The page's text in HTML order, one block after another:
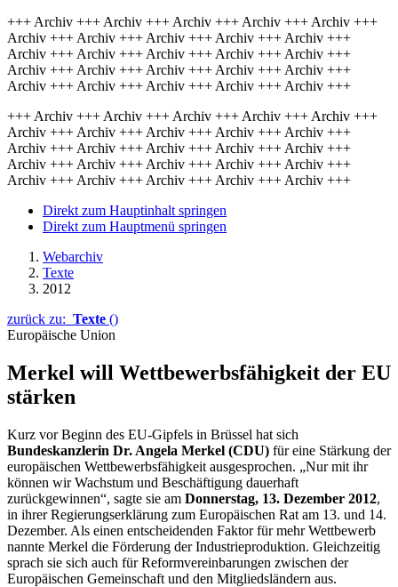
+++ Archiv +++ Archiv +++ Archiv +++ Archiv +++ Archiv +++
Archiv +++ Archiv +++ Archiv +++ Archiv +++ Archiv +++
Archiv +++ Archiv +++ Archiv +++ Archiv +++ Archiv +++
Archiv +++ Archiv +++ Archiv +++ Archiv +++ Archiv +++
Archiv +++ Archiv +++ Archiv +++ Archiv +++ Archiv +++
+++ Archiv +++ Archiv +++ Archiv +++ Archiv +++ Archiv +++
Archiv +++ Archiv +++ Archiv +++ Archiv +++ Archiv +++
Archiv +++ Archiv +++ Archiv +++ Archiv +++ Archiv +++
Archiv +++ Archiv +++ Archiv +++ Archiv +++ Archiv +++
Archiv +++ Archiv +++ Archiv +++ Archiv +++ Archiv +++
Direkt zum Hauptinhalt springen
Direkt zum Hauptmenü springen
Webarchiv
Texte
2012
zurück zu: Texte ()
Europäische Union
Merkel will Wettbewerbsfähigkeit der EU
stärken
Kurz vor Beginn des EU-Gipfels in Brüssel hat sich
Bundeskanzlerin Dr. Angela Merkel (CDU) für eine Stärkung der
europäischen Wettbewerbsfähigkeit ausgesprochen. „Nur mit ihr
können wir Wachstum und Beschäftigung dauerhaft
zurückgewinnen“, sagte sie am Donnerstag, 13. Dezember 2012,
in ihrer Regierungserklärung zum Europäischen Rat am 13. und 14.
Dezember. Als einen entscheidenden Faktor für mehr Wettbewerb
nannte Merkel die Förderung der Industrieproduktion. Gleichzeitig
sprach sie sich auch für Reformvereinbarungen zwischen der
Europäischen Gemeinschaft und den Mitgliedsländern aus.